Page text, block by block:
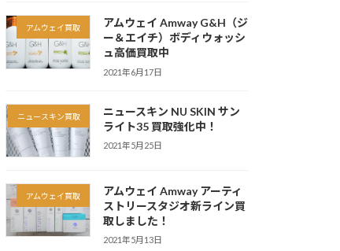
アムウェイ買取
アムウェイ Amway G&H（ジ
ー＆エイチ）ボディウォッシ
ュ高価買取中
2021年6月17日
ニュースキン買取
ニュースキン NU SKIN サン
ライト35 買取強化中！
2021年5月25日
アムウェイ買取
アムウェイ Amway アーティ
ストリースタジオ新ライン買
取しました！
2021年5月13日